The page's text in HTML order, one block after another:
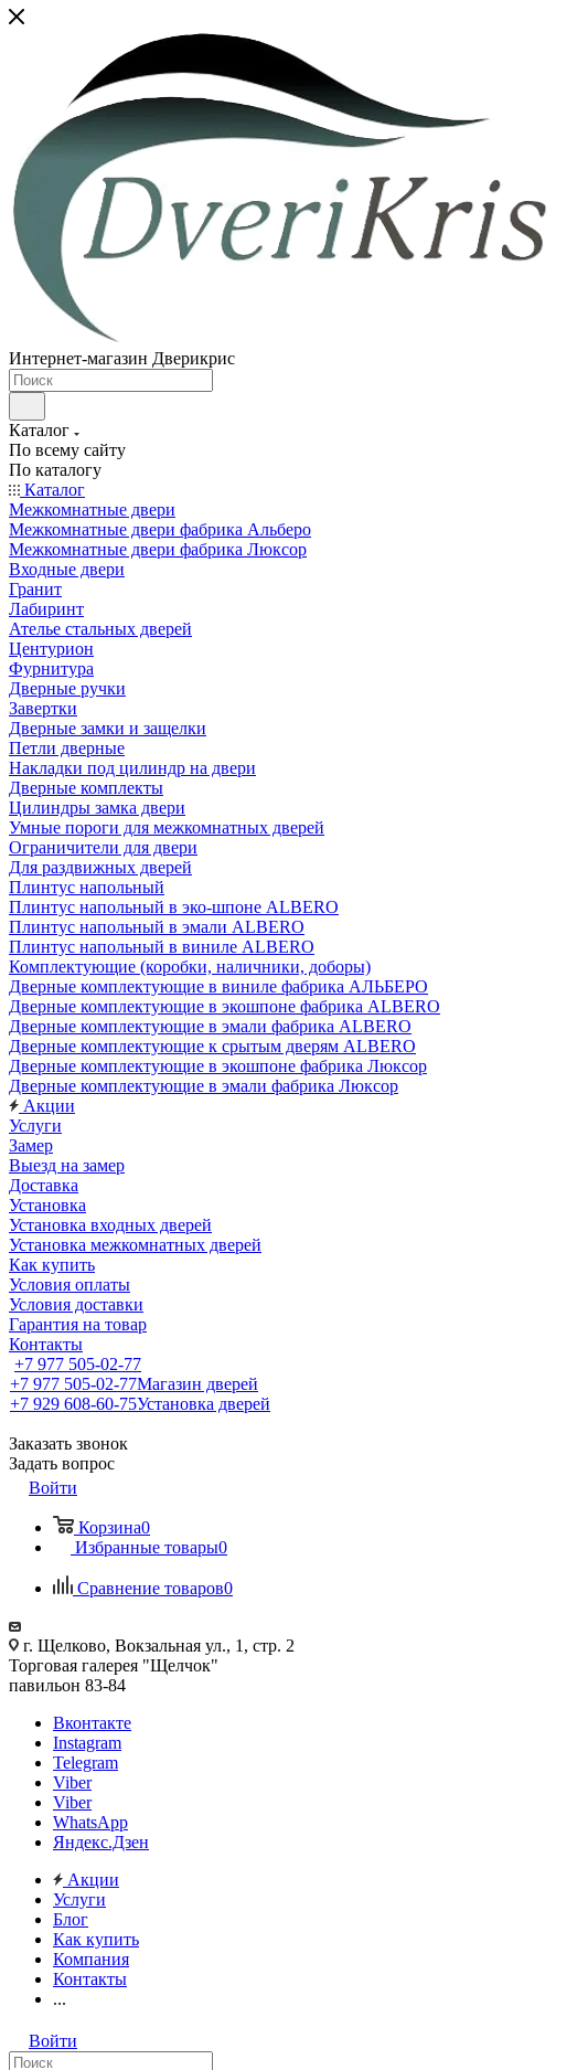
Интернет-магазин Дверикрис
Каталог
По всему сайту
По каталогу
Каталог
Межкомнатные двери
Межкомнатные двери фабрика Альберо
Межкомнатные двери фабрика Люксор
Входные двери
Гранит
Лабиринт
Ателье стальных дверей
Центурион
Фурнитура
Дверные ручки
Завертки
Дверные замки и защелки
Петли дверные
Накладки под цилиндр на двери
Дверные комплекты
Цилиндры замка двери
Умные пороги для межкомнатных дверей
Ограничители для двери
Для раздвижных дверей
Плинтус напольный
Плинтус напольный в эко-шпоне ALBERO
Плинтус напольный в эмали ALBERO
Плинтус напольный в виниле ALBERO
Комплектующие (коробки, наличники, доборы)
Дверные комплектующие в виниле фабрика АЛЬБЕРО
Дверные комплектующие в экошпоне фабрика ALBERO
Дверные комплектующие в эмали фабрика ALBERO
Дверные комплектующие к срытым дверям ALBERO
Дверные комплектующие в экошпоне фабрика Люксор
Дверные комплектующие в эмали фабрика Люксор
Акции
Услуги
Замер
Выезд на замер
Доставка
Установка
Установка входных дверей
Установка межкомнатных дверей
Как купить
Условия оплаты
Условия доставки
Гарантия на товар
Контакты
+7 977 505-02-77
+7 977 505-02-77Магазин дверей
+7 929 608-60-75Установка дверей
Заказать звонок
Задать вопрос
Войти
Корзина0
Избранные товары0
Сравнение товаров0
г. Щелково, Вокзальная ул., 1, стр. 2
Торговая галерея "Щелчок"
павильон 83-84
Вконтакте
Instagram
Telegram
Viber
Viber
WhatsApp
Яндекс.Дзен
Акции
Услуги
Блог
Как купить
Компания
Контакты
...
Войти